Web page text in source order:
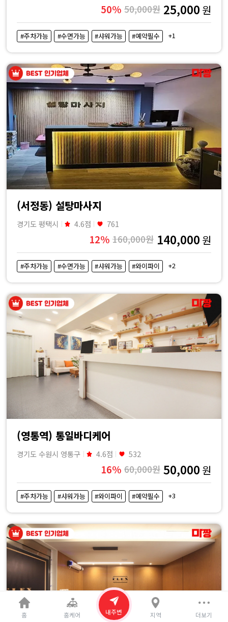
50% 50,000원 25,000 원
#주차가능 #수면가능 #샤워가능 #예약필수 +1
(서정동) 설탕마사지
경기도 평택시 4.6점 761
12% 160,000원 140,000 원
#주차가능 #수면가능 #샤워가능 #와이파이 +2
(영통역) 통일바디케어
경기도 수원시 영통구 4.6점 532
16% 60,000원 50,000 원
#주차가능 #샤워가능 #와이파이 #예약필수 +3
홈 홈케어 내주변 지역 더보기